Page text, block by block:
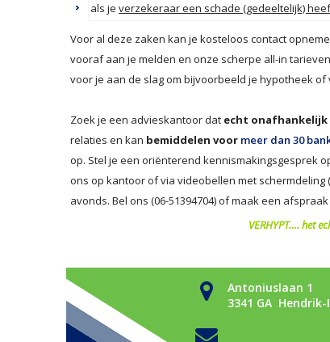
als jeverzekeraar een schade (gedeeltelijk)
Voor al deze zaken kan je kosteloos contact
vooraf aan je melden en onze scherpe all-in
voor je aan de slag om bijvoorbeeld je hypotheek
Zoek je een advieskantoor dat echt onafhankelijk
relaties en kan bemiddelen voor meer dan 30
op. Stel je een oriënterend kennismakingsgesprek
ons op kantoor of via videobellen met
avonds. Bel ons (06-51394704) of maak een
VERHYPT…. het
Antoniuslaan 1
3341 GA